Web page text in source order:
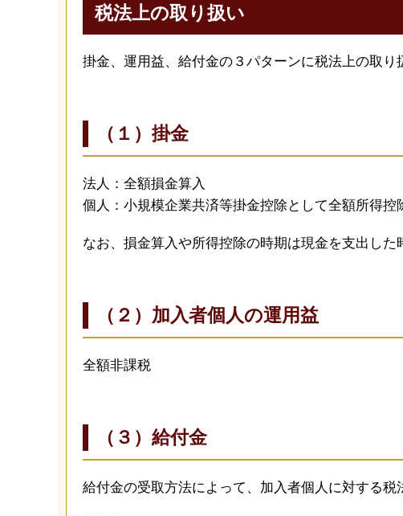
税法上の取り扱い
掛金、運用益、給付金の３パターンに税法上の取り
（１）掛金
法人：全額損金算入
個人：小規模企業共済等掛金控除として全額所得控
なお、損金算入や所得控除の時期は現金を支出した
（２）加入者個人の運用益
全額非課税
（３）給付金
給付金の受取方法によって、加入者個人に対する税